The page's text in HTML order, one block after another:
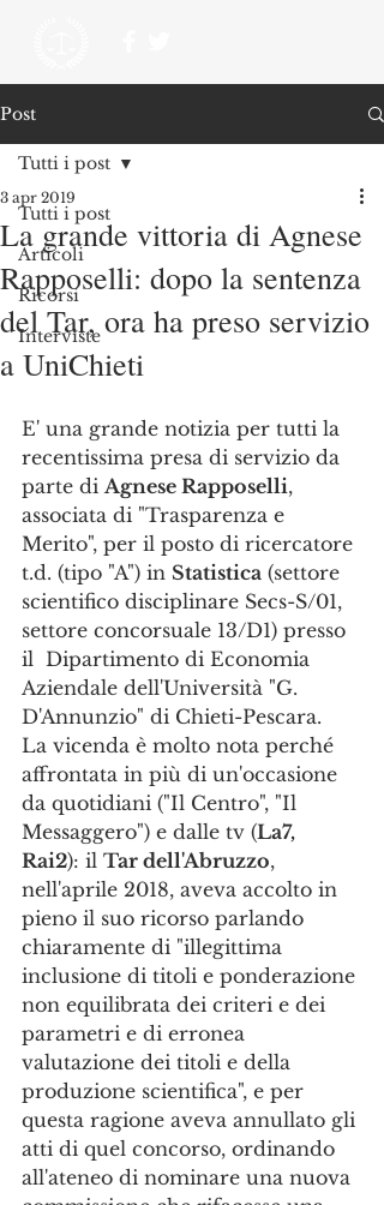
Post
Tutti i post
Articoli
Ricorsi
Interviste
Tutti i post
La grande vittoria di Agnese
Rapposelli: dopo la sentenza
del Tar, ora ha preso servizio
a UniChieti
3 apr 2019
E' una grande notizia per tutti la
recentissima presa di servizio da
parte di Agnese Rapposelli,
associata di "Trasparenza e
Merito", per il posto di ricercatore
t.d. (tipo "A") in Statistica (settore
scientifico disciplinare Secs-S/01,
settore concorsuale 13/D1) presso
il  Dipartimento di Economia
Aziendale dell'Università "G.
D'Annunzio" di Chieti-Pescara.
La vicenda è molto nota perché
affrontata in più di un'occasione
da quotidiani ("Il Centro", "Il
Messaggero") e dalle tv (La7,
Rai2): il Tar dell'Abruzzo,
nell'aprile 2018, aveva accolto in
pieno il suo ricorso parlando
chiaramente di "illegittima
inclusione di titoli e ponderazione
non equilibrata dei criteri e dei
parametri e di erronea
valutazione dei titoli e della
produzione scientifica", e per
questa ragione aveva annullato gli
atti di quel concorso, ordinando
all'ateneo di nominare una nuova